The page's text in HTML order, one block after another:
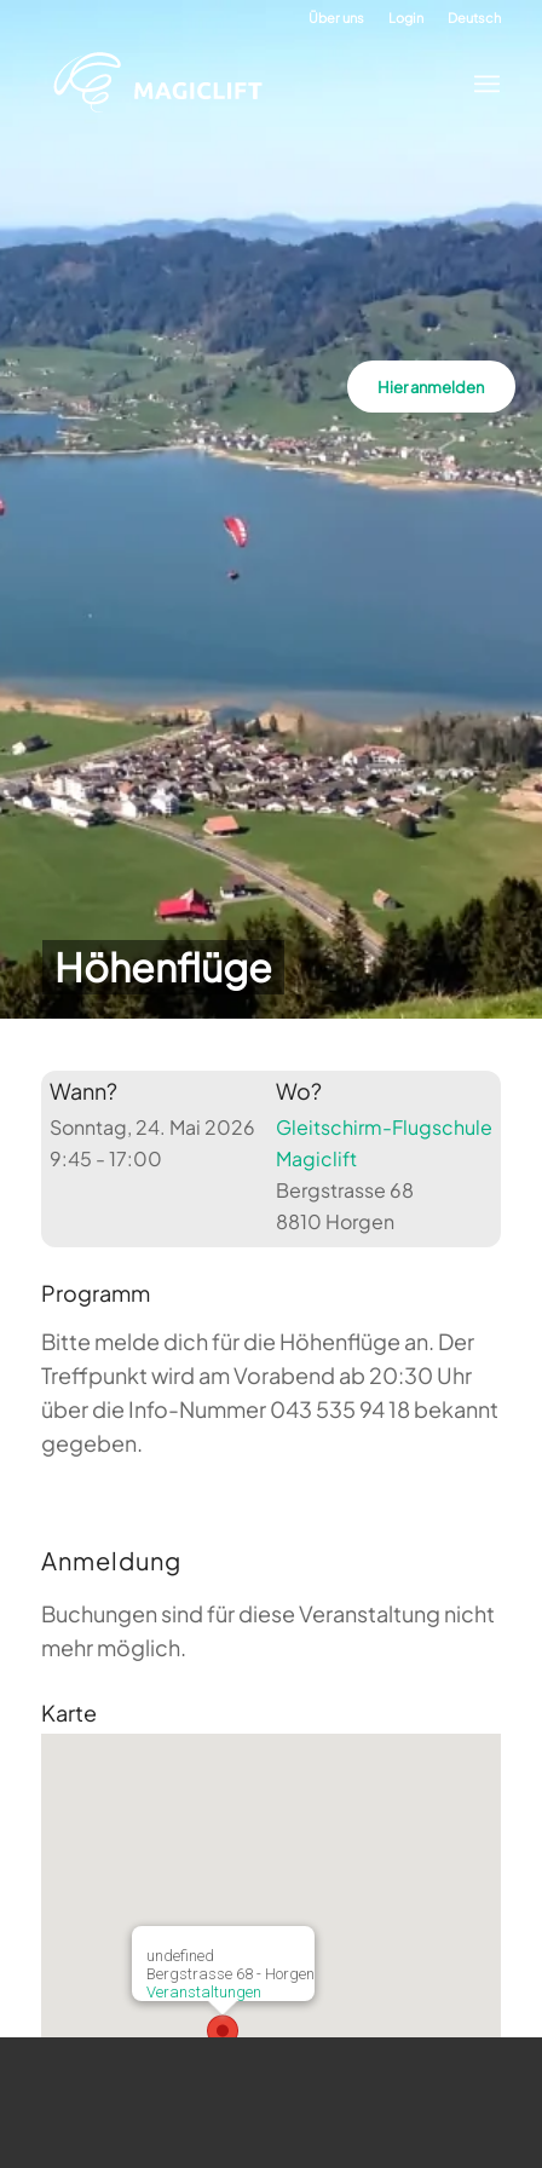
Über uns Login Deutsch
Höhenflüge
Hier anmelden
Wann?
Sonntag, 24. Mai 2026
9:45 - 17:00
Wo?
Gleitschirm-Flugschule
Magiclift
Bergstrasse 68
8810 Horgen
Programm
Bitte melde dich für die Höhenflüge an. Der
Treffpunkt wird am Vorabend ab 20:30 Uhr
über die Info-Nummer 043 535 94 18 bekannt
gegeben.
Anmeldung
Buchungen sind für diese Veranstaltung nicht
mehr möglich.
Karte
undefined
Bergstrasse 68 - Horgen
Veranstaltungen